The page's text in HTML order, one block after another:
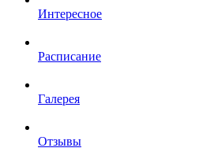
Интересное
Расписание
Галерея
Отзывы